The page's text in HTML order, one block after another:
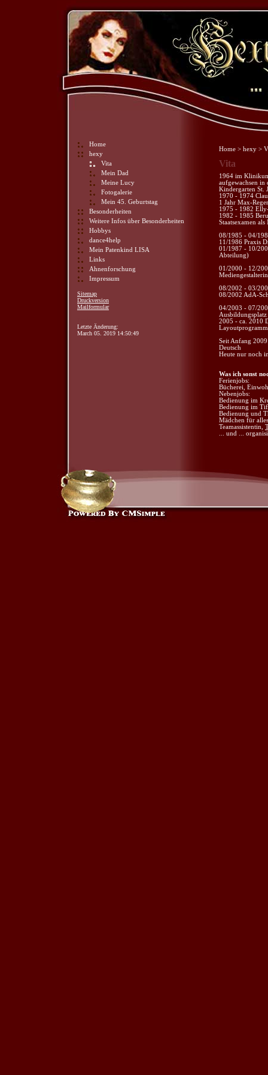
Home
hexy
Vita
Mein Dad
Meine Lucy
Fotogalerie
Mein 45. Geburtstag
Besonderheiten
Weitere Infos über Besonderheiten
Hobbys
dance4help
Mein Patenkind LISA
Links
Ahnenforschung
Impressum
Sitemap
Druckversion
Mailformular
Letzte Änderung:
March 05. 2019 14:50:49
Home > hexy >
Vita
1964 im
aufgewachsen in
Kindergarten St.
1970 - 1974
1 Jahr Max-
1975 - 1982
1982 - 1985
Staatsexamen
08/1985 - 04/
11/1986 Praxis
01/1987 - 10/
Abteilung)
01/2000 - 12/
08/2002 - 03/
08/2002 AdA-
04/2003 - 07/
Ausbildungsplatz
2005 - ca. 2010
Seit Anfang
Deutsch
Heute nur noch
Was ich sonst
Ferienjobs:
Bücherei,
Nebenjobs:
Bedienung im
Bedienung im
Bedienung und
Mädchen für
Teamassistentin,
... und ...